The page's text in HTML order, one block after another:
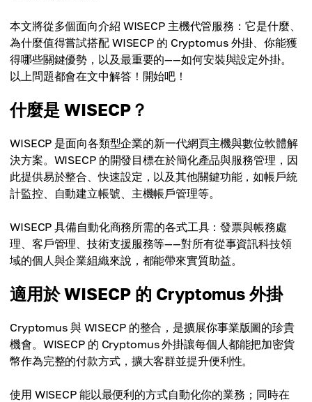
本文將從多個面向介紹 WISECP 主機代管服務：它是什麼、
為什麼值得嘗試搭配 WISECP 的 Cryptomus 外掛、你能獲
得哪些關鍵優勢，以及最重要的——如何安裝與設定外掛。
以上問題都會在文中解答！開始吧！
什麼是 WISECP？
WISECP 是面向各類型企業的新一代網頁主機與數位軟體解
決方案。WISECP 的開發目標在於簡化產品與服務管理，因
此提供易於整合、快速設定，以及其他關鍵功能，如帳戶統
計監控、自動建立帳號、主機帳戶管理等。
WISECP 具備自動化商務所需的各式工具：發票與帳務處
理、客戶管理、技術支援服務等——對所有從事資訊科技領
域的個人與企業組織來說，都能帶來實質助益。
適用於 WISECP 的 Cryptomus 外掛
Cryptomus 與 WISECP 的整合，是擴展你事業版圖的珍貴
機會。WISECP 的 Cryptomus 外掛讓每個人都能把加密貨
幣作為完整的付款方式，擴大客群並提升便利性。
使用 WISECP 能以最便利的方式自動化你的業務；同時在